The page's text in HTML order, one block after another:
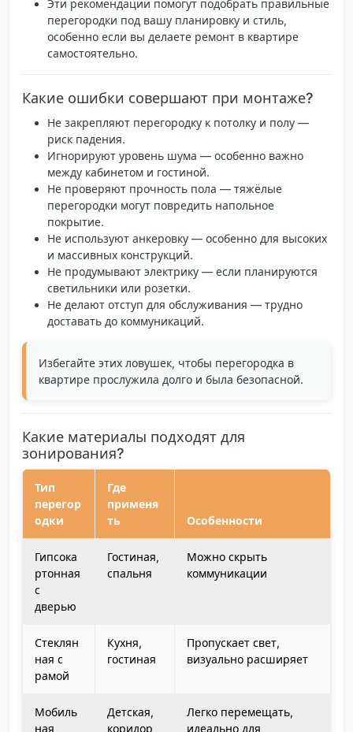
Эти рекомендации помогут подобрать правильные
перегородки под вашу планировку и стиль,
особенно если вы делаете ремонт в квартире
самостоятельно.
Какие ошибки совершают при монтаже?
Не закрепляют перегородку к потолку и полу —
риск падения.
Игнорируют уровень шума — особенно важно
между кабинетом и гостиной.
Не проверяют прочность пола — тяжёлые
перегородки могут повредить напольное
покрытие.
Не используют анкеровку — особенно для высоких
и массивных конструкций.
Не продумывают электрику — если планируются
светильники или розетки.
Не делают отступ для обслуживания — трудно
доставать до коммуникаций.
Избегайте этих ловушек, чтобы перегородка в
квартире прослужила долго и была безопасной.
Какие материалы подходят для
зонирования?
Тип
перегор
одки
Где
применя
ть
Особенности
Гипсока
ртонная
с
дверью
Гостиная,
спальня
Можно скрыть
коммуникации
Стеклян
ная с
рамой
Кухня,
гостиная
Пропускает свет,
визуально расширяет
Мобиль
ная
Детская,
коридор
Легко перемещать,
идеально для